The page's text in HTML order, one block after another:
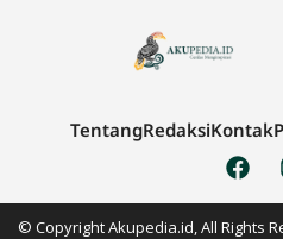
TentangRedaksiKontak
© Copyright Akupedia.id, All Rights